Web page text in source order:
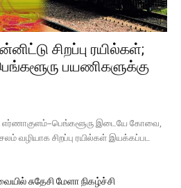
சிறப்பு ரயில்கள்;
பயணிகளுக்கு
இடையே கோவை,
வழியாக சிறப்பு ரயில்கள் இயக்கப்பட
சுதேசி மேளா நிகழ்ச்சி